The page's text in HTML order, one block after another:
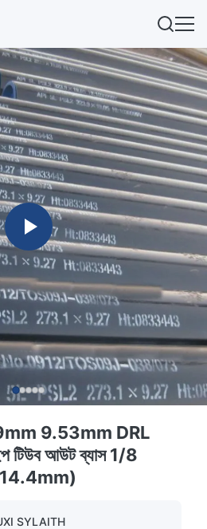
9.53mm DRL
টিউব আউট ব্যাস 1/8
SYLAITH